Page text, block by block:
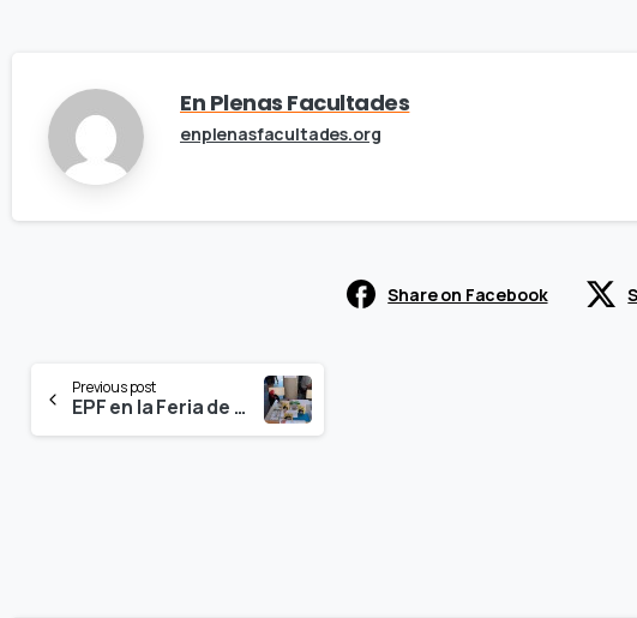
En Plenas Facultades
enplenasfacultades.org
Share on Facebook
Continue
Reading
Previous post
EPF en la Feria de Entidades ApS de la Universidad de Barcelona